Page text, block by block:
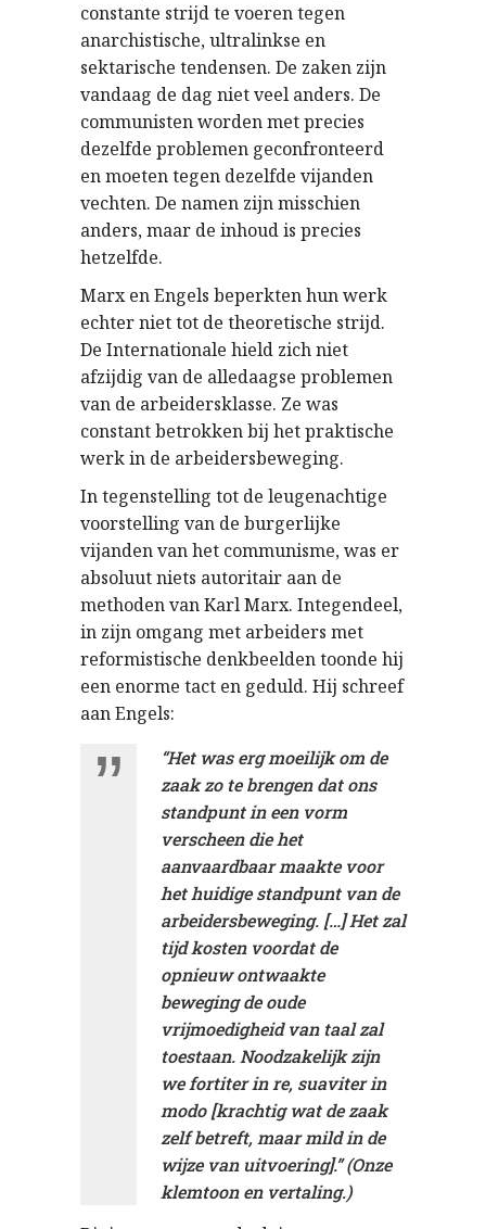
constante strijd te voeren tegen
anarchistische, ultralinkse en
sektarische tendensen. De zaken zijn
vandaag de dag niet veel anders. De
communisten worden met precies
dezelfde problemen geconfronteerd
en moeten tegen dezelfde vijanden
vechten. De namen zijn misschien
anders, maar de inhoud is precies
hetzelfde.
Marx en Engels beperkten hun werk
echter niet tot de theoretische strijd.
De Internationale hield zich niet
afzijdig van de alledaagse problemen
van de arbeidersklasse. Ze was
constant betrokken bij het praktische
werk in de arbeidersbeweging.
In tegenstelling tot de leugenachtige
voorstelling van de burgerlijke
vijanden van het communisme, was er
absoluut niets autoritair aan de
methoden van Karl Marx. Integendeel,
in zijn omgang met arbeiders met
reformistische denkbeelden toonde hij
een enorme tact en geduld. Hij schreef
aan Engels:
“Het was erg moeilijk om de
zaak zo te brengen dat ons
standpunt in een vorm
verscheen die het
aanvaardbaar maakte voor
het huidige standpunt van de
arbeidersbeweging. […] Het zal
tijd kosten voordat de
opnieuw ontwaakte
beweging de oude
vrijmoedigheid van taal zal
toestaan. Noodzakelijk zijn
wefortiter in re, suaviter in
modo[krachtig wat de zaak
zelf betreft, maar mild in de
wijze van uitvoering].” (Onze
klemtoon en vertaling.)